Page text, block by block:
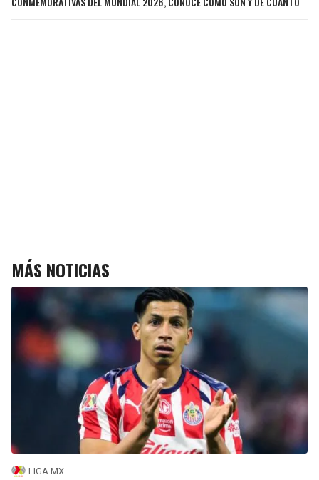
MÁS NOTICIAS
LIGA MX